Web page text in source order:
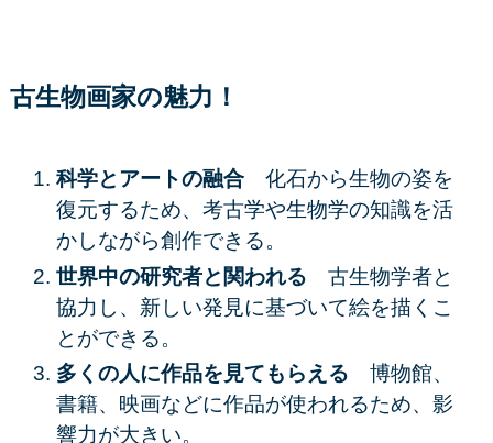
古生物画家の魅力！
科学とアートの融合 化石から生物の姿を
復元するため、考古学や生物学の知識を活
かしながら創作できる。
世界中の研究者と関われる 古生物学者と
協力し、新しい発見に基づいて絵を描くこ
とができる。
多くの人に作品を見てもらえる 博物館、
書籍、映画などに作品が使われるため、影
響力が大きい。